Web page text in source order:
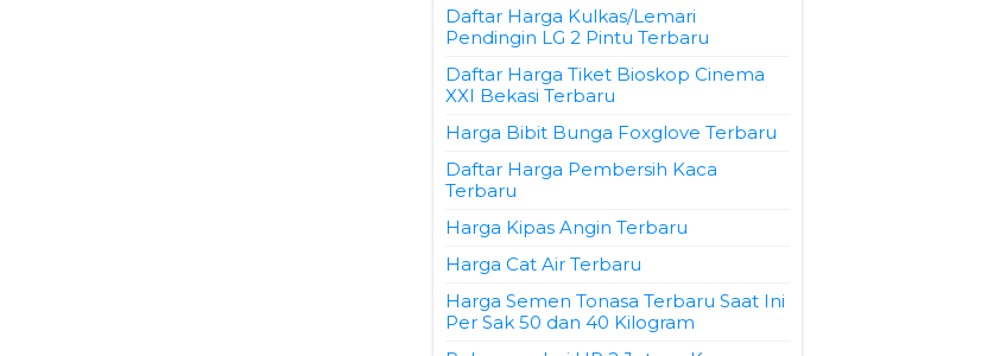
Daftar Harga Kulkas/Lemari
Pendingin LG 2 Pintu Terbaru
Daftar Harga Tiket Bioskop Cinema
XXI Bekasi Terbaru
Harga Bibit Bunga Foxglove Terbaru
Daftar Harga Pembersih Kaca
Terbaru
Harga Kipas Angin Terbaru
Harga Cat Air Terbaru
Harga Semen Tonasa Terbaru Saat Ini
Per Sak 50 dan 40 Kilogram